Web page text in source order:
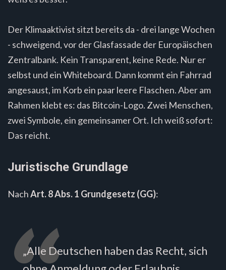
Der Klimaaktivist sitzt bereits da - drei lange Wochen
- schweigend, vor der Glasfassade der Europäischen
Zentralbank. Kein Transparent, keine Rede. Nur er
selbst und ein Whiteboard. Dann kommt ein Fahrrad
angesaust, im Korb ein paar leere Flaschen. Aber am
Rahmen klebt es: das Bitcoin-Logo. Zwei Menschen,
zwei Symbole, ein gemeinsamer Ort. Ich weiß sofort:
Das reicht.
Juristische Grundlage
NachArt. 8 Abs. 1 Grundgesetz (GG):
„Alle Deutschen haben das Recht, sich